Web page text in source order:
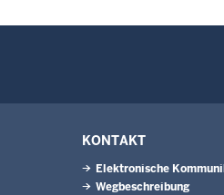
KONTAKT
Elektronische
Wegbeschreibung